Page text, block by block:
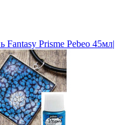
Fantasy Prisme Pebeo 45мл|